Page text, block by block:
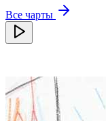
Все чарты